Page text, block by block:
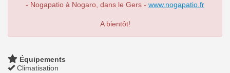
- Nogapatio à Nogaro, dans le Gers - www.nogapatio.fr
A bientôt!
Équipements
Climatisation